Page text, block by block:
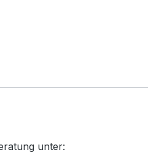
unter: